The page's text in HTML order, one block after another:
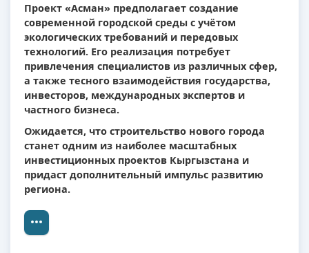
Проект «Асман» предполагает создание
современной городской среды с учётом
экологических требований и передовых
технологий. Его реализация потребует
привлечения специалистов из различных сфер,
а также тесного взаимодействия государства,
инвесторов, международных экспертов и
частного бизнеса.
Ожидается, что строительство нового города
станет одним из наиболее масштабных
инвестиционных проектов Кыргызстана и
придаст дополнительный импульс развитию
региона.